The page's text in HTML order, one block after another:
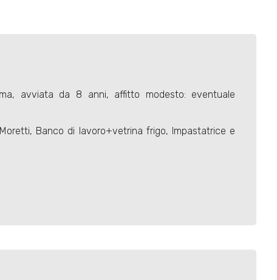
avviata da 8 anni, affitto modesto: eventuale
Banco di lavoro+vetrina frigo, Impastatrice e